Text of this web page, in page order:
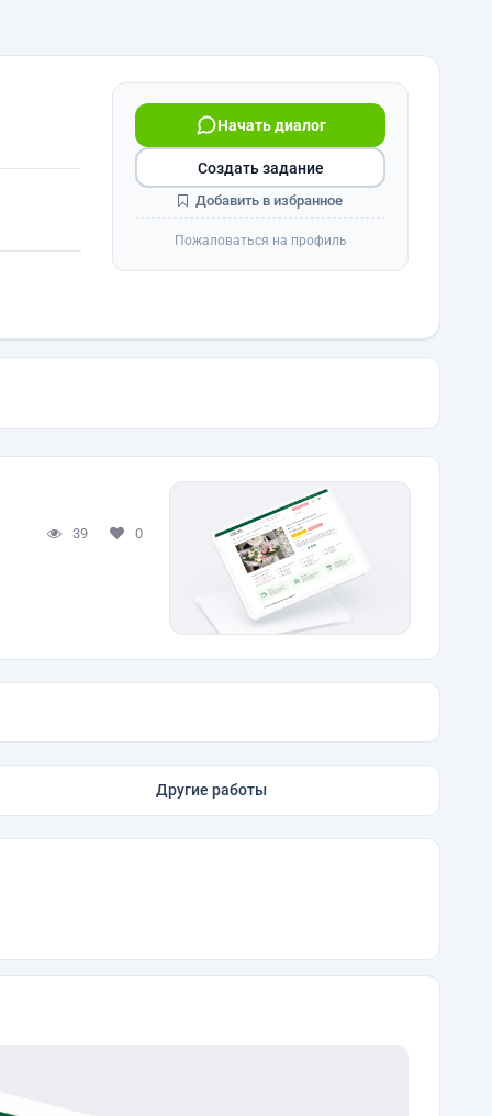
Начать диалог
Создать задание
Добавить в избранное
Пожаловаться на профиль
39 0
Другие работы